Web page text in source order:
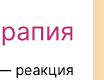
реакция